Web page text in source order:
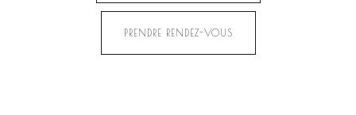
PRENDRE RENDEZ-VOUS